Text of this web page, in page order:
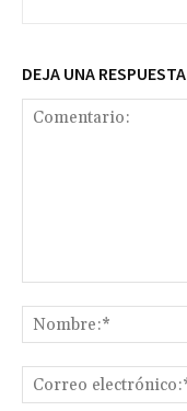
DEJA UNA RESPUESTA